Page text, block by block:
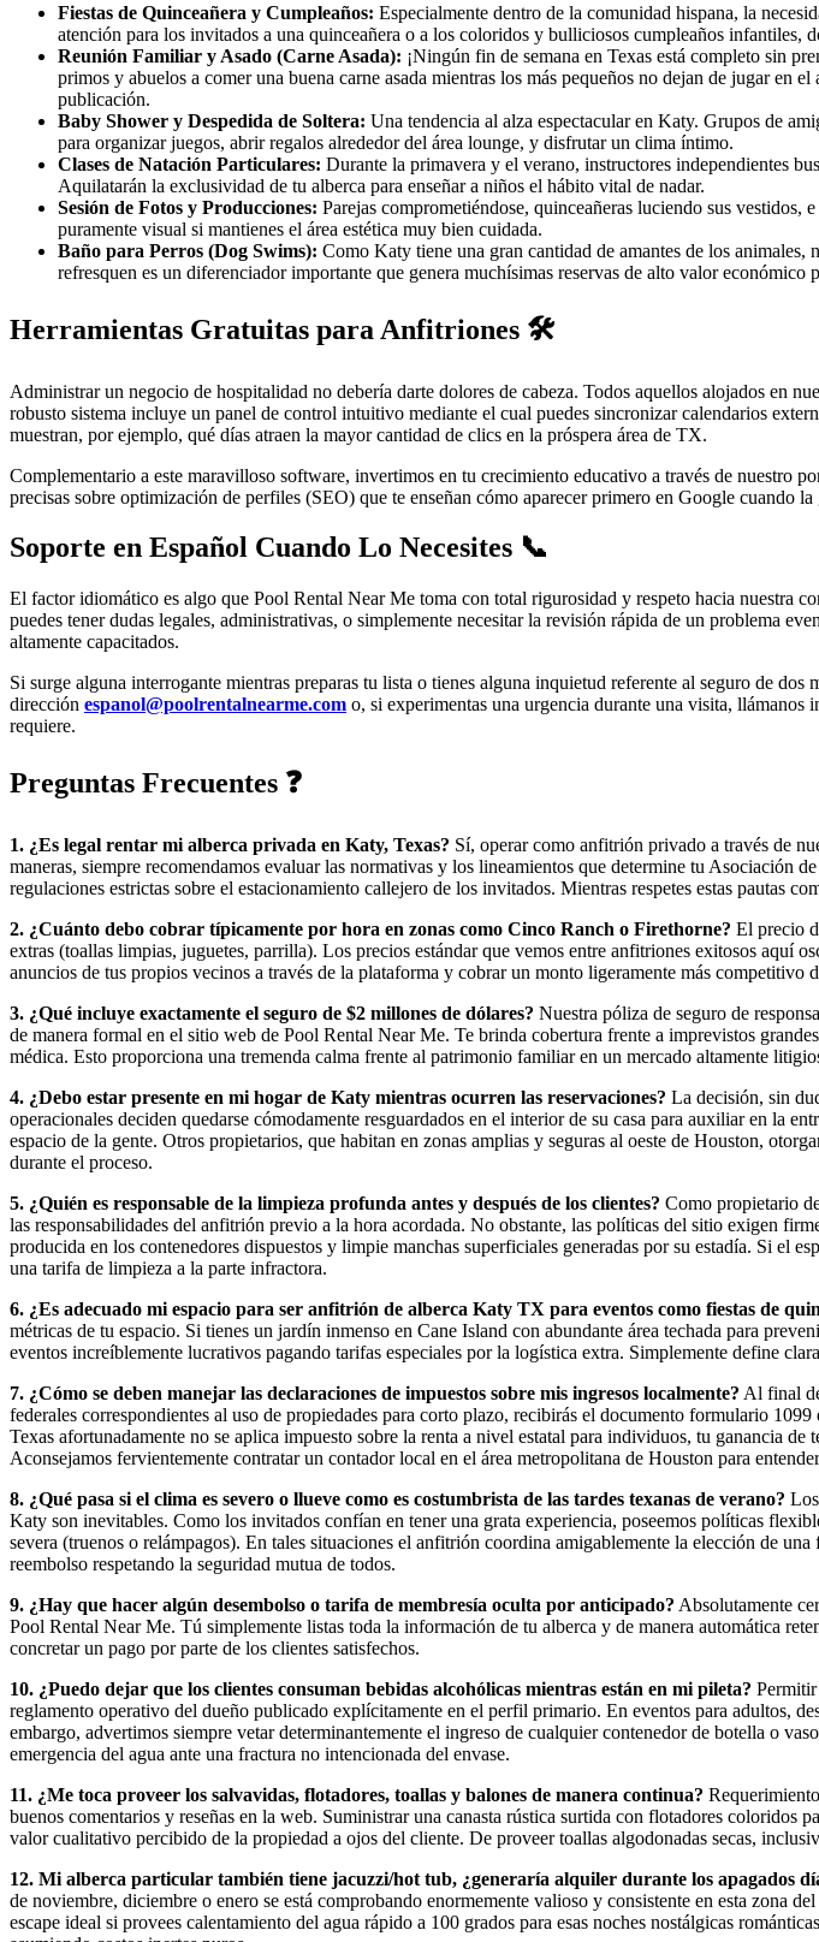
Fiestas de Quinceañera y Cumpleaños: Especialmente dentro de la comunidad hispana, la
atención para los invitados a una quinceañera o a los coloridos y bulliciosos cumpleaños
Reunión Familiar y Asado (Carne Asada): ¡Ningún fin de semana en Texas está completo sin
primos y abuelos a comer una buena carne asada mientras los más pequeños no dejan de jugar en
publicación.
Baby Shower y Despedida de Soltera: Una tendencia al alza espectacular en Katy. Grupos de
para organizar juegos, abrir regalos alrededor del área lounge, y disfrutar un clima íntimo.
Clases de Natación Particulares: Durante la primavera y el verano, instructores independientes
Aquilatarán la exclusividad de tu alberca para enseñar a niños el hábito vital de nadar.
Sesión de Fotos y Producciones: Parejas comprometiéndose, quinceañeras luciendo sus
puramente visual si mantienes el área estética muy bien cuidada.
Baño para Perros (Dog Swims): Como Katy tiene una gran cantidad de amantes de los
refresquen es un diferenciador importante que genera muchísimas reservas de alto valor económico
Herramientas Gratuitas para Anfitriones 🛠️
Administrar un negocio de hospitalidad no debería darte dolores de cabeza. Todos aquellos alojados en
robusto sistema incluye un panel de control intuitivo mediante el cual puedes sincronizar calendarios
muestran, por ejemplo, qué días atraen la mayor cantidad de clics en la próspera área de TX.
Complementario a este maravilloso software, invertimos en tu crecimiento educativo a través de nuestro
precisas sobre optimización de perfiles (SEO) que te enseñan cómo aparecer primero en Google cuando
Soporte en Español Cuando Lo Necesites 📞
El factor idiomático es algo que Pool Rental Near Me toma con total rigurosidad y respeto hacia nuestra
puedes tener dudas legales, administrativas, o simplemente necesitar la revisión rápida de un problema
altamente capacitados.
Si surge alguna interrogante mientras preparas tu lista o tienes alguna inquietud referente al seguro de
dirección espanol@poolrentalnearme.com o, si experimentas una urgencia durante una visita, llámanos
requiere.
Preguntas Frecuentes ❓
1. ¿Es legal rentar mi alberca privada en Katy, Texas? Sí, operar como anfitrión privado a través de
maneras, siempre recomendamos evaluar las normativas y los lineamientos que determine tu
regulaciones estrictas sobre el estacionamiento callejero de los invitados. Mientras respetes estas pautas
2. ¿Cuánto debo cobrar típicamente por hora en zonas como Cinco Ranch o Firethorne? El precio
extras (toallas limpias, juguetes, parrilla). Los precios estándar que vemos entre anfitriones exitosos aquí
anuncios de tus propios vecinos a través de la plataforma y cobrar un monto ligeramente más competitivo
3. ¿Qué incluye exactamente el seguro de $2 millones de dólares? Nuestra póliza de seguro de
de manera formal en el sitio web de Pool Rental Near Me. Te brinda cobertura frente a imprevistos
médica. Esto proporciona una tremenda calma frente al patrimonio familiar en un mercado altamente
4. ¿Debo estar presente en mi hogar de Katy mientras ocurren las reservaciones? La decisión, sin
operacionales deciden quedarse cómodamente resguardados en el interior de su casa para auxiliar en la
espacio de la gente. Otros propietarios, que habitan en zonas amplias y seguras al oeste de Houston,
durante el proceso.
5. ¿Quién es responsable de la limpieza profunda antes y después de los clientes? Como propietario
las responsabilidades del anfitrión previo a la hora acordada. No obstante, las políticas del sitio exigen
producida en los contenedores dispuestos y limpie manchas superficiales generadas por su estadía. Si el
una tarifa de limpieza a la parte infractora.
6. ¿Es adecuado mi espacio para ser anfitrión de alberca Katy TX para eventos como fiestas de
métricas de tu espacio. Si tienes un jardín inmenso en Cane Island con abundante área techada para
eventos increíblemente lucrativos pagando tarifas especiales por la logística extra. Simplemente define
7. ¿Cómo se deben manejar las declaraciones de impuestos sobre mis ingresos localmente? Al final
federales correspondientes al uso de propiedades para corto plazo, recibirás el documento formulario
Texas afortunadamente no se aplica impuesto sobre la renta a nivel estatal para individuos, tu ganancia
Aconsejamos fervientemente contratar un contador local en el área metropolitana de Houston para
8. ¿Qué pasa si el clima es severo o llueve como es costumbrista de las tardes texanas de verano?
Katy son inevitables. Como los invitados confían en tener una grata experiencia, poseemos políticas
severa (truenos o relámpagos). En tales situaciones el anfitrión coordina amigablemente la elección de
reembolso respetando la seguridad mutua de todos.
9. ¿Hay que hacer algún desembolso o tarifa de membresía oculta por anticipado? Absolutamente
Pool Rental Near Me. Tú simplemente listas toda la información de tu alberca y de manera automática
concretar un pago por parte de los clientes satisfechos.
10. ¿Puedo dejar que los clientes consuman bebidas alcohólicas mientras están en mi pileta? Permitir
reglamento operativo del dueño publicado explícitamente en el perfil primario. En eventos para adultos,
embargo, advertimos siempre vetar determinantemente el ingreso de cualquier contenedor de botella o
emergencia del agua ante una fractura no intencionada del envase.
11. ¿Me toca proveer los salvavidas, flotadores, toallas y balones de manera continua?
buenos comentarios y reseñas en la web. Suministrar una canasta rústica surtida con flotadores coloridos
valor cualitativo percibido de la propiedad a ojos del cliente. De proveer toallas algodonadas secas,
12. Mi alberca particular también tiene jacuzzi/hot tub, ¿generaría alquiler durante los apagados
de noviembre, diciembre o enero se está comprobando enormemente valioso y consistente en esta zona
escape ideal si provees calentamiento del agua rápido a 100 grados para esas noches nostálgicas